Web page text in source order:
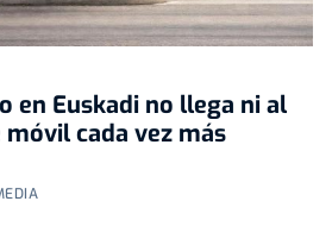
en Euskadi no llega ni al
móvil cada vez más